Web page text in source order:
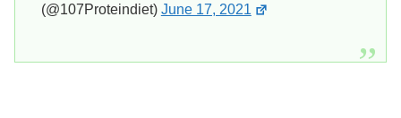
(@107Proteindiet) June 17, 2021